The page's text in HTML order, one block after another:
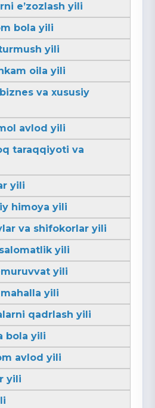
e’zozlash yili
bola yili
yili
oila yili
va xususiy
avlod yili
taraqqiyoti va
yili
himoya yili
va shifokorlar yili
yili
yili
yili
qadrlash yili
bola yili
avlod yili
yili